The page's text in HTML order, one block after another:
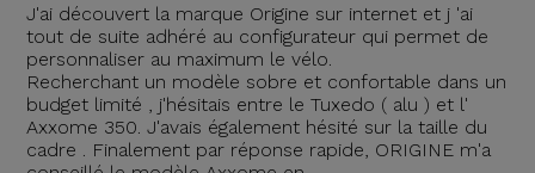
J'ai découvert la marque Origine sur internet et j 'ai
tout de suite adhéré au configurateur qui permet de
personnaliser au maximum le vélo.
Recherchant un modèle sobre et confortable dans un
budget limité , j'hésitais entre le Tuxedo ( alu ) et l'
Axxome 350. J'avais également hésité sur la taille du
cadre . Finalement par réponse rapide, ORIGINE m'a